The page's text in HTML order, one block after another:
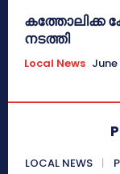
നടത്തി
Local News
LOCAL NEWS